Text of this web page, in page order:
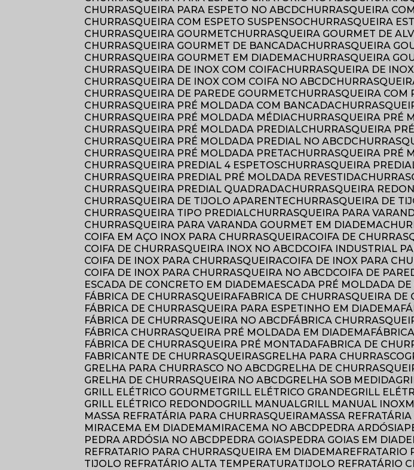
CHURRASQUEIRA PARA ESPETO NO ABCD
CHURRASQUEIRA
CHURRASQUEIRA COM ESPETO SUSPENSO
CHURRASQUEIRA
CHURRASQUEIRA GOURMET
CHURRASQUEIRA GOURMET DE
CHURRASQUEIRA GOURMET DE BANCADA
CHURRASQUEIRA
CHURRASQUEIRA GOURMET EM DIADEMA
CHURRASQUEIRA
CHURRASQUEIRA DE INOX COM COIFA
CHURRASQUEIRA DE
CHURRASQUEIRA DE INOX COM COIFA NO ABCD
CHURRASQUEIRA DE PAREDE GOURMET
CHURRASQUEIRA
CHURRASQUEIRA PRÉ MOLDADA COM BANCADA
CHURRASQUEIRA PRÉ MOLDADA MÉDIA
CHURRASQUEIRA PRÉ
CHURRASQUEIRA PRÉ MOLDADA PREDIAL
CHURRASQUEIRA
CHURRASQUEIRA PRÉ MOLDADA PREDIAL NO ABCD
CHURRASQUEIRA PRÉ MOLDADA PRETA
CHURRASQUEIRA
CHURRASQUEIRA PREDIAL 4 ESPETOS
CHURRASQUEIRA
CHURRASQUEIRA PREDIAL PRÉ MOLDADA REVESTIDA
CHURRASQUEIRA PREDIAL QUADRADA
CHURRASQUEIRA
CHURRASQUEIRA DE TIJOLO APARENTE
CHURRASQUEIRA DE
CHURRASQUEIRA TIPO PREDIAL
CHURRASQUEIRA PARA
CHURRASQUEIRA PARA VARANDA GOURMET EM DIADEMA
COIFA EM AÇO INOX PARA CHURRASQUEIRA
COIFA DE
COIFA DE CHURRASQUEIRA INOX NO ABCD
COIFA INDUSTRIAL
COIFA DE INOX PARA CHURRASQUEIRA
COIFA DE INOX PARA
COIFA DE INOX PARA CHURRASQUEIRA NO ABCD
COIFA DE
ESCADA DE CONCRETO EM DIADEMA
ESCADA PRÉ MOLDADA
FÁBRICA DE CHURRASQUEIRA FABRICA DE CHURRASQUEIRA DE
FÁBRICA DE CHURRASQUEIRA PARA ESPETINHO EM DIADEMA
FÁBRICA DE CHURRASQUEIRA NO ABCD FÁBRICA
FÁBRICA CHURRASQUEIRA PRÉ MOLDADA EM DIADEMA
FÁBRICA DE CHURRASQUEIRA PRÉ MONTADA FABRICA DE
FABRICANTE DE CHURRASQUEIRAS
GRELHA PARA CHURRASCO
GRELHA PARA CHURRASCO NO ABCD
GRELHA DE
GRELHA DE CHURRASQUEIRA NO ABCD
GRELHA SOB MEDIDA
GRILL ELÉTRICO GOURMET
GRILL ELÉTRICO GRANDE GRILL
GRILL ELÉTRICO REDONDO
GRILL MANUAL GRILL MANUAL INOX
MASSA REFRATÁRIA PARA CHURRASQUEIRA
MASSA
MIRACEMA EM DIADEMA
MIRACEMA NO ABCD PEDRA ARDÓSIA
PEDRA ARDÓSIA NO ABCD
PEDRA GOIAS PEDRA GOIAS EM
REFRATARIO PARA CHURRASQUEIRA EM DIADEMA
TIJOLO REFRATÁRIO ALTA TEMPERATURA
TIJOLO REFRATÁRIO